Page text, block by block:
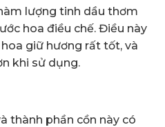
lượng tinh dầu thơm
hoa điều chế. Điều này
giữ hương rất tốt, và
khi sử dụng.
thành phần cồn này có